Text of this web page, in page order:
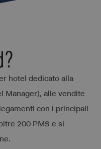
hotel dedicato alla
Manager), alle vendite
con i principali
200 PMS e si